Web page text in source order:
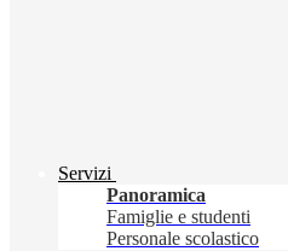
Servizi
Panoramica
Famiglie e studenti
Personale scolastico